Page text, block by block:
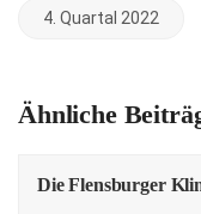
4. Quartal 2022
Ähnliche
Die Flensburger